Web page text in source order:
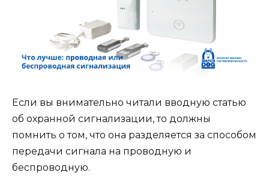
Если вы внимательно читали вводную статью
об охранной сигнализации, то должны
помнить о том, что она разделяется за способом
передачи сигнала на проводную и
беспроводную.